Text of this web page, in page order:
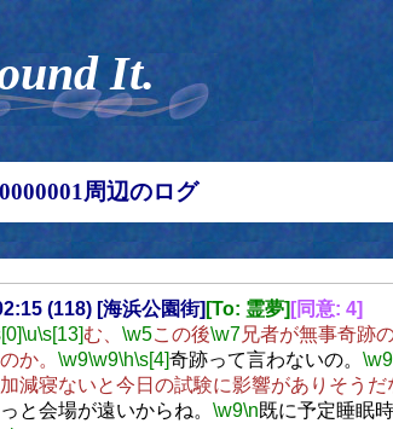
It.
周辺のログ
(118) [海浜公園街] [To: 霊夢] [同意: 4]
\u\s[13]む、 \w5この後\w7兄者が無事奇跡
か。 \w9\w9\h\s[4]奇跡って言わないの。 \w9
減寝ないと今日の試験に影響がありそうだ
と会場が遠いからね。 \w9\n既に予定睡眠